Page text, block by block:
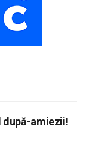
după-amiezii!